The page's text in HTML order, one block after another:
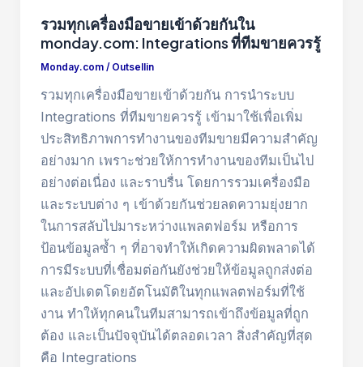
รวมทุกเครื่องมือขายเข้าด้วยกันใน
monday.com: Integrations ที่ทีมขายควรรู้
Monday.com/ Outsellin
รวมทุกเครื่องมือขายเข้าด้วยกัน การนำระบบ
Integrations ที่ทีมขายควรรู้ เข้ามาใช้เพื่อเพิ่ม
ประสิทธิภาพการทำงานของทีมขายมีความสำคัญ
อย่างมาก เพราะช่วยให้การทำงานของทีมเป็นไป
อย่างต่อเนื่อง และราบรื่น โดยการรวมเครื่องมือ
และระบบต่าง ๆ เข้าด้วยกันช่วยลดความยุ่งยาก
ในการสลับไปมาระหว่างแพลตฟอร์ม หรือการ
ป้อนข้อมูลซ้ำ ๆ ที่อาจทำให้เกิดความผิดพลาดได้
การมีระบบที่เชื่อมต่อกันยังช่วยให้ข้อมูลถูกส่งต่อ
และอัปเดตโดยอัตโนมัติในทุกแพลตฟอร์มที่ใช้
งาน ทำให้ทุกคนในทีมสามารถเข้าถึงข้อมูลที่ถูก
ต้อง และเป็นปัจจุบันได้ตลอดเวลา สิ่งสำคัญที่สุด
คือ Integrations